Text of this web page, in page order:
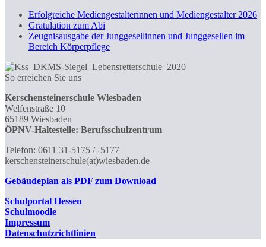
Erfolgreiche Mediengestalterinnen und Mediengestalter 2026
Gratulation zum Abi
Zeugnisausgabe der Junggesellinnen und Junggesellen im
Bereich Körperpflege
So erreichen Sie uns
Kerschensteinerschule Wiesbaden
Welfenstraße 10
65189 Wiesbaden
ÖPNV-Haltestelle: Berufsschulzentrum
Telefon: 0611 31-5175 / -5177
kerschensteinerschule(at)wiesbaden.de
Gebäudeplan als PDF zum Download
Schulportal Hessen
Schulmoodle
Impressum
Datenschutzrichtlinien